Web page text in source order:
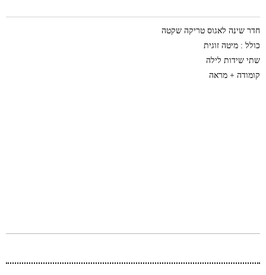
חדר שינה לאגוס טריקה שקטה
כולל : מיטה זוגית
שתי שידות לילה
קומודה + מראה